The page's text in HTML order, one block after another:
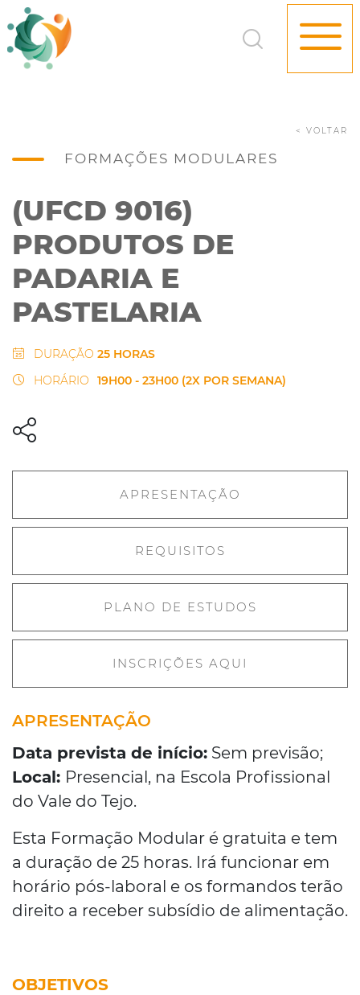
FORMAÇÕES MODULARES
< VOLTAR
(UFCD 9016)
PRODUTOS DE
PADARIA E
PASTELARIA
DURAÇÃO 25 HORAS
HORÁRIO
19H00 - 23H00 (2X POR SEMANA)
APRESENTAÇÃO
Data prevista de início: Sem previsão;
Local: Presencial, na Escola Profissional
do Vale do Tejo.
Esta Formação Modular é gratuita e tem
a duração de 25 horas. Irá funcionar em
horário pós-laboral e os formandos terão
direito a receber subsídio de alimentação.
OBJETIVOS
APRESENTAÇÃO
REQUISITOS
PLANO DE ESTUDOS
INSCRIÇÕES AQUI